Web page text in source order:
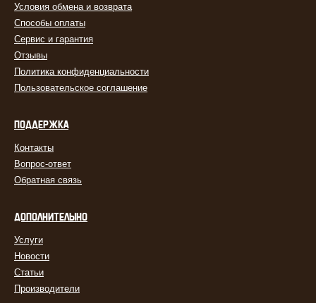
Условия обмена и возврата
Способы оплаты
Сервис и гарантия
Отзывы
Политика конфиденциальности
Пользовательское соглашение
ПОДДЕРЖКА
Контакты
Вопрос-ответ
Обратная связь
ДОПОЛНИТЕЛЬНО
Услуги
Новости
Статьи
Производители